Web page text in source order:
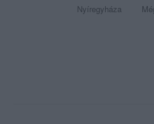
Nyíregyháza